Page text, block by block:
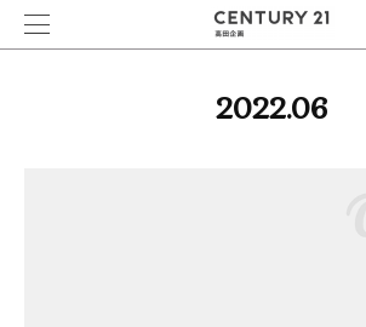
2022.06